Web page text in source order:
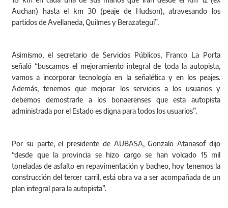
Auchan) hasta el km 30 (peaje de Hudson), atravesando los
partidos de Avellaneda, Quilmes y Berazategui”.
Asimismo, el secretario de Servicios Públicos, Franco La Porta
señaló “buscamos el mejoramiento integral de toda la autopista,
vamos a incorporar tecnología en la señalética y en los peajes.
Además, tenemos que mejorar los servicios a los usuarios y
debemos demostrarle a los bonaerenses que esta autopista
administrada por el Estado es digna para todos los usuarios”.
Por su parte, el presidente de AUBASA, Gonzalo Atanasof dijo
“desde que la provincia se hizo cargo se han volcado 15 mil
toneladas de asfalto en repavimentación y bacheo, hoy tenemos la
construcción del tercer carril, está obra va a ser acompañada de un
plan integral para la autopista”.